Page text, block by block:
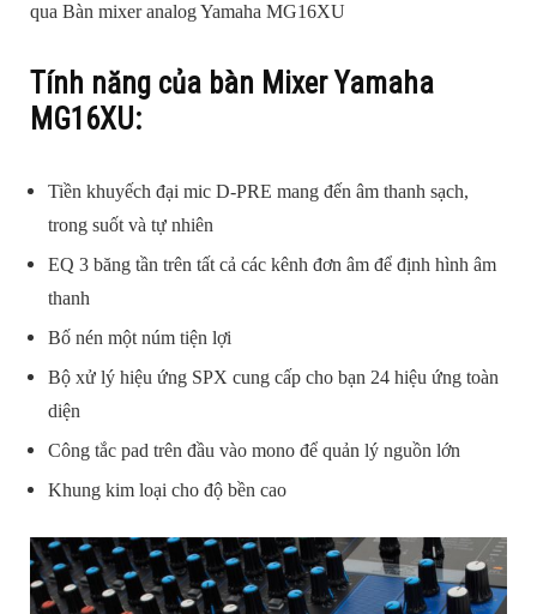
qua Bàn mixer analog Yamaha MG16XU
Tính năng của bàn Mixer Yamaha
MG16XU:
Tiền khuyếch đại mic D-PRE mang đến âm thanh sạch,
trong suốt và tự nhiên
EQ 3 băng tần trên tất cả các kênh đơn âm để định hình âm
thanh
Bố nén một núm tiện lợi
Bộ xử lý hiệu ứng SPX cung cấp cho bạn 24 hiệu ứng toàn
diện
Công tắc pad trên đầu vào mono để quản lý nguồn lớn
Khung kim loại cho độ bền cao